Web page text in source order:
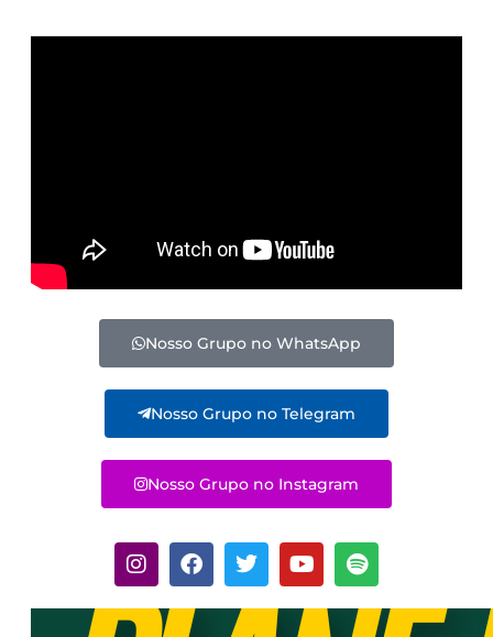
Nosso Grupo no WhatsApp
Nosso Grupo no Telegram
Nosso Grupo no Instagram